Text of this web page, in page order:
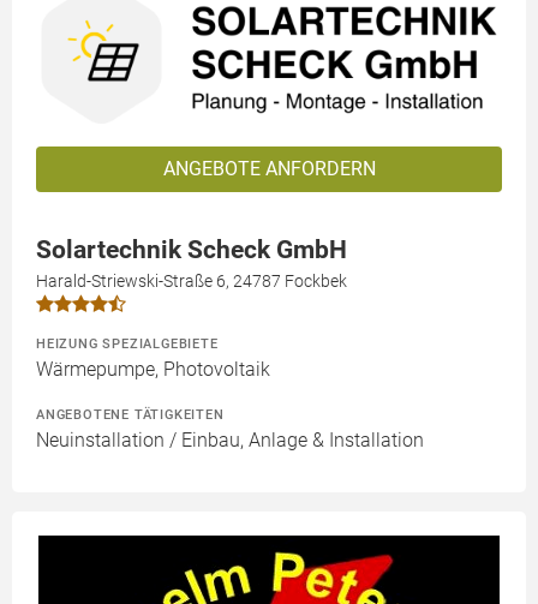
ANGEBOTE ANFORDERN
Solartechnik Scheck GmbH
Harald-Striewski-Straße 6, 24787 Fockbek
HEIZUNG SPEZIALGEBIETE
Wärmepumpe, Photovoltaik
ANGEBOTENE TÄTIGKEITEN
Neuinstallation / Einbau, Anlage & Installation